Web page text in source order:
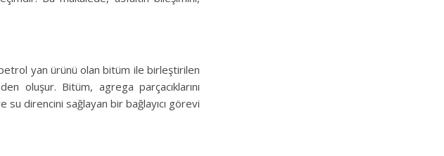
yan ürünü olan bitüm ile birleştirilen
oluşur. Bitüm, agrega parçacıklarını
direncini sağlayan bir bağlayıcı görevi